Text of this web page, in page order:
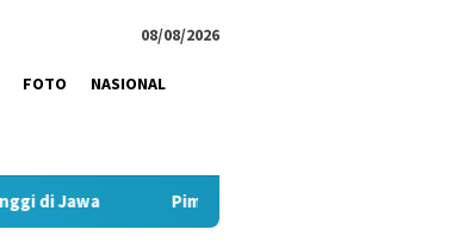
08/08/2026
FOTO NASIONAL
Pimpin Strategi Komunikasi JNE, Kurnia Nugraha